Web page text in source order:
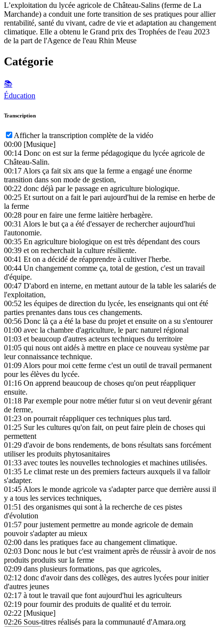
L’exploitation du lycée agricole de Château-Salins (ferme de La
Marchande) a conduit une forte transition de ses pratiques pour allier
rentabilité, santé du vivant, cadre de vie et adaptation au changement
climatique. Elle a obtenu le Grand prix des Trophées de l'eau 2023
de la part de l'Agence de l'eau Rhin Meuse
Catégorie
📚
Éducation
Transcription
Afficher la transcription complète de la vidéo
00:00 [Musique]
00:14 Donc on est sur la ferme pédagogique du lycée agricole de
Château-Salin.
00:17Alors ça fait six ans que la ferme a engagé une énorme
transition dans son mode de gestion,
00:22 donc déjà par le passage en agriculture biologique.
00:25 Et surtout on a fait le pari aujourd'hui de la remise en herbe de
la ferme
00:28 pour en faire une ferme laitière herbagère.
00:31 Alors le but ça a été d'essayer de rechercher aujourd'hui
l'autonomie.
00:35 En agriculture biologique on est très dépendant des cours
00:39 et on recherchait la culture résiliente.
00:41 Et on a décidé de réapprendre à cultiver l'herbe.
00:44 Un changement comme ça, total de gestion, c'est un travail
d'équipe.
00:47 D'abord en interne, en mettant autour de la table les salariés de
l'exploitation,
00:52 les équipes de direction du lycée, les enseignants qui ont été
parties prenantes dans tous ces changements.
00:56 Donc là ça a été la base du projet et ensuite on a su s'entourer
01:00 avec la chambre d'agriculture, le parc naturel régional
01:03 et beaucoup d'autres acteurs techniques du territoire
01:05 qui nous ont aidés à mettre en place ce nouveau système par
leur connaissance technique.
01:09Alors pour moi cette ferme c'est un outil de travail permanent
pour les élèves du lycée.
01:16 On apprend beaucoup de choses qu'on peut réappliquer
ensuite.
01:18 Par exemple pour notre métier futur si on veut devenir gérant
de ferme,
01:23 on pourrait réappliquer ces techniques plus tard.
01:25 Sur les cultures qu'on fait, on peut faire plein de choses qui
permettent
01:29 d'avoir de bons rendements, de bons résultats sans forcément
utiliser les produits phytosanitaires
01:33 avec toutes les nouvelles technologies et machines utilisées.
01:35 Le climat reste un des premiers facteurs auxquels il va falloir
s'adapter.
01:45Alors le monde agricole va s'adapter parce que derrière aussi il
y a tous les services techniques,
01:51 des organismes qui sont à la recherche de ces pistes
d'évolution
01:57 pour justement permettre au monde agricole de demain
pouvoir s'adapter au mieux
02:00 dans les pratiques face au changement climatique.
02:03 Donc nous le but c'est vraiment après de réussir à avoir de nos
produits produits sur la ferme
02:09 dans plusieurs formations, pas que agricoles,
02:12 donc d'avoir dans des collèges, des autres lycées pour initier
d'autres jeunes
02:17 à tout le travail que font aujourd'hui les agriculteurs
02:19 pour fournir des produits de qualité et du terroir.
02:22 [Musique]
02:26 Sous-titres réalisés para la communauté d'Amara.org